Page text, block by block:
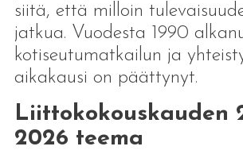
siitä, että milloin
jatkua. Vuodesta 1990
kotiseutumatkailun ja
aikakausi on päättynyt.
Liittokokouskauden
2026 teema